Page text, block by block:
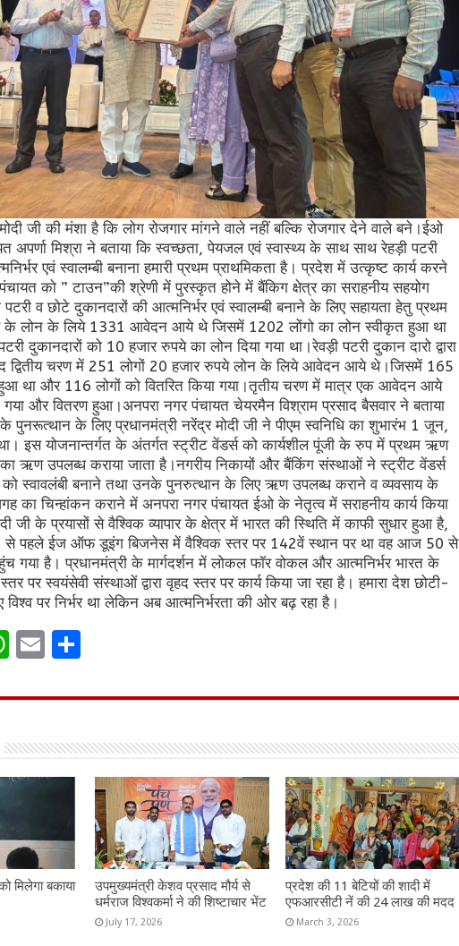
जी की मंशा है कि लोग रोजगार मांगने वाले नहीं बल्कि रोजगार देने वाले बने।ईओ
अपर्णा मिश्रा ने बताया कि स्वच्छता, पेयजल एवं स्वास्थ्य के साथ साथ रेहड़ी पटरी
एवं स्वालम्बी बनाना हमारी प्रथम प्राथमिकता है। प्रदेश में उत्कृष्ट कार्य करने
को ” टाउन”की श्रेणी में पुरस्कृत होने में बैंकिग क्षेत्र का सराहनीय सहयोग
व छोटे दुकानदारों की आत्मनिर्भर एवं स्वालम्बी बनाने के लिए सहायता हेतु प्रथम
के लोन के लिये 1331 आवेदन आये थे जिसमें 1202 लोंगो का लोन स्वीकृत हुआ था
दुकानदारों को 10 हजार रुपये का लोन दिया गया था।रेवड़ी पटरी दुकान दारो द्वारा
चरण में 251 लोगों 20 हजार रुपये लोन के लिये आवेदन आये थे।जिसमें 165
था और 116 लोगों को वितरित किया गया।तृतीय चरण में मात्र एक आवेदन आये
गया और वितरण हुआ।अनपरा नगर पंचायत चेयरमैन विश्राम प्रसाद बैसवार ने बताया
पुनरूत्थान के लिए प्रधानमंत्री नरेंद्र मोदी जी ने पीएम स्वनिधि का शुभारंभ 1 जून,
इस योजनान्तर्गत के अंतर्गत स्ट्रीट वेंडर्स को कार्यशील पूंजी के रुप में प्रथम ऋण
ऋण उपलब्ध कराया जाता है।नगरीय निकायों और बैंकिंग संस्थाओं ने स्ट्रीट वेंडर्स
को स्वावलंबी बनाने तथा उनके पुनरुत्थान के लिए ऋण उपलब्ध कराने व व्यवसाय के
का चिन्हांकन कराने में अनपरा नगर पंचायत ईओ के नेतृत्व में सराहनीय कार्य किया
जी के प्रयासों से वैश्विक व्यापार के क्षेत्र में भारत की स्थिति में काफी सुधार हुआ है,
से पहले ईज ऑफ डूइंग बिजनेस में वैश्विक स्तर पर 142वें स्थान पर था वह आज 50 से
गया है। प्रधानमंत्री के मार्गदर्शन में लोकल फॉर वोकल और आत्मनिर्भर भारत के
स्तर पर स्वयंसेवी संस्थाओं द्वारा वृहद स्तर पर कार्य किया जा रहा है। हमारा देश छोटी-
विश्व पर निर्भर था लेकिन अब आत्मनिर्भरता की ओर बढ़ रहा है।
W
at
A
p
E
ai
S
ar
मिलेगा बकाया
उपमुख्यमंत्री केशव प्रसाद मौर्य से
धर्मराज विश्वकर्मा ने की शिष्टाचार भेंट
July 17, 2026
प्रदेश की 11 बेटियों की शादी में
एफआरसीटी नें की 24 लाख की मदद
March 3, 2026